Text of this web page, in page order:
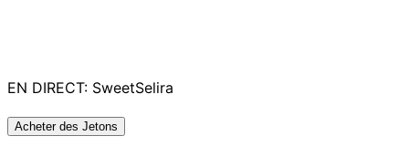
EN DIRECT: SweetSelira
Acheter des Jetons